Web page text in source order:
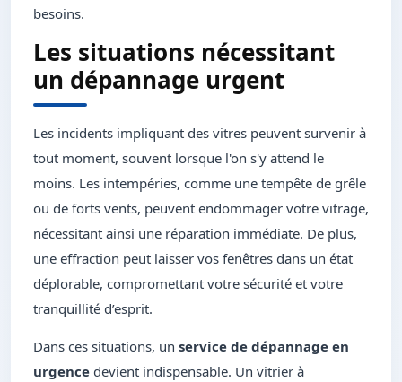
besoins.
Les situations nécessitant
un dépannage urgent
Les incidents impliquant des vitres peuvent survenir à
tout moment, souvent lorsque l'on s'y attend le
moins. Les intempéries, comme une tempête de grêle
ou de forts vents, peuvent endommager votre vitrage,
nécessitant ainsi une réparation immédiate. De plus,
une effraction peut laisser vos fenêtres dans un état
déplorable, compromettant votre sécurité et votre
tranquillité d’esprit.
Dans ces situations, un service de dépannage en
urgence devient indispensable. Un vitrier à